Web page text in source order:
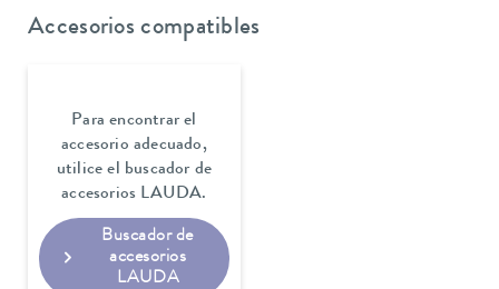
Accesorios compatibles
Para encontrar el
accesorio adecuado,
utilice el buscador de
accesorios LAUDA.
Buscador de
accesorios
LAUDA